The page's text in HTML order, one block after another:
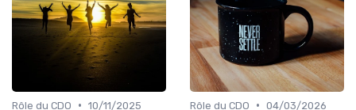
Rôle du CDO • 10/11/2025
Rôle du CDO • 04/03/2026